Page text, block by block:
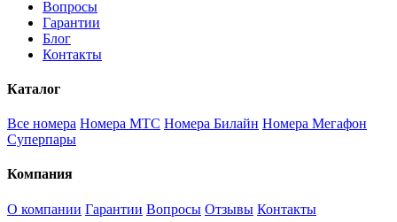
Вопросы
Гарантии
Блог
Контакты
Каталог
Все номера Номера МТС Номера Билайн Номера Мегафон
Суперпары
Компания
О компании Гарантии Вопросы Отзывы Контакты